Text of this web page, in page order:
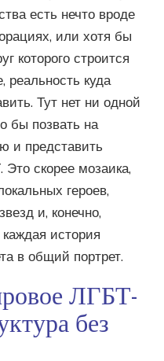
есть нечто вроде
или хотя бы
которого строится
реальность куда
Тут нет ни одной
бы позвать на
и представить
Это скорее мозаика,
героев,
и, конечно,
история
в общий портрет.
ЛГБТ-
без